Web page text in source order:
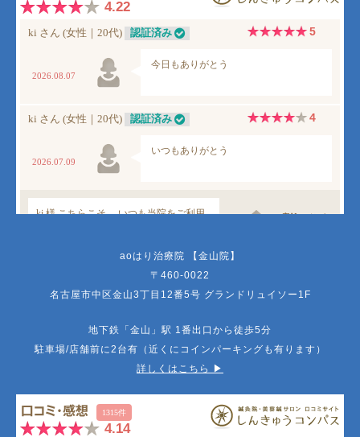
aoはり治療院 【金山院】
〒460-0022
名古屋市中区金山3丁目12番5号 グランドリュイソー1F
地下鉄「金山」駅 1番出口から徒歩5分
駐車場/店舗前に2台有（近くにコインパーキングも有ります）
詳しくはこちら ▶︎